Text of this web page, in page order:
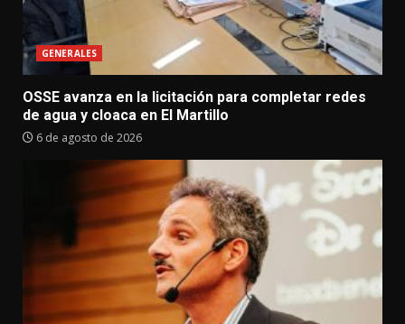
GENERALES
OSSE avanza en la licitación para completar redes
de agua y cloaca en El Martillo
6 de agosto de 2026